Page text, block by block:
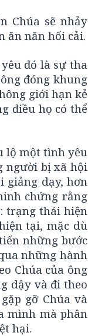
Chúa sẽ nhảy
ăn năn hối cải.
đó là sự tha
đóng khung
giới hạn kẻ
điều họ có thể
lộ một tình yêu
người bị xã hội
giảng dạy, hơn
chứng rằng
trạng thái hiện
tại, mặc dù
những bước
những hành
Chúa của ông
dậy và đi theo
gỡ Chúa và
mình mà phân
hại.